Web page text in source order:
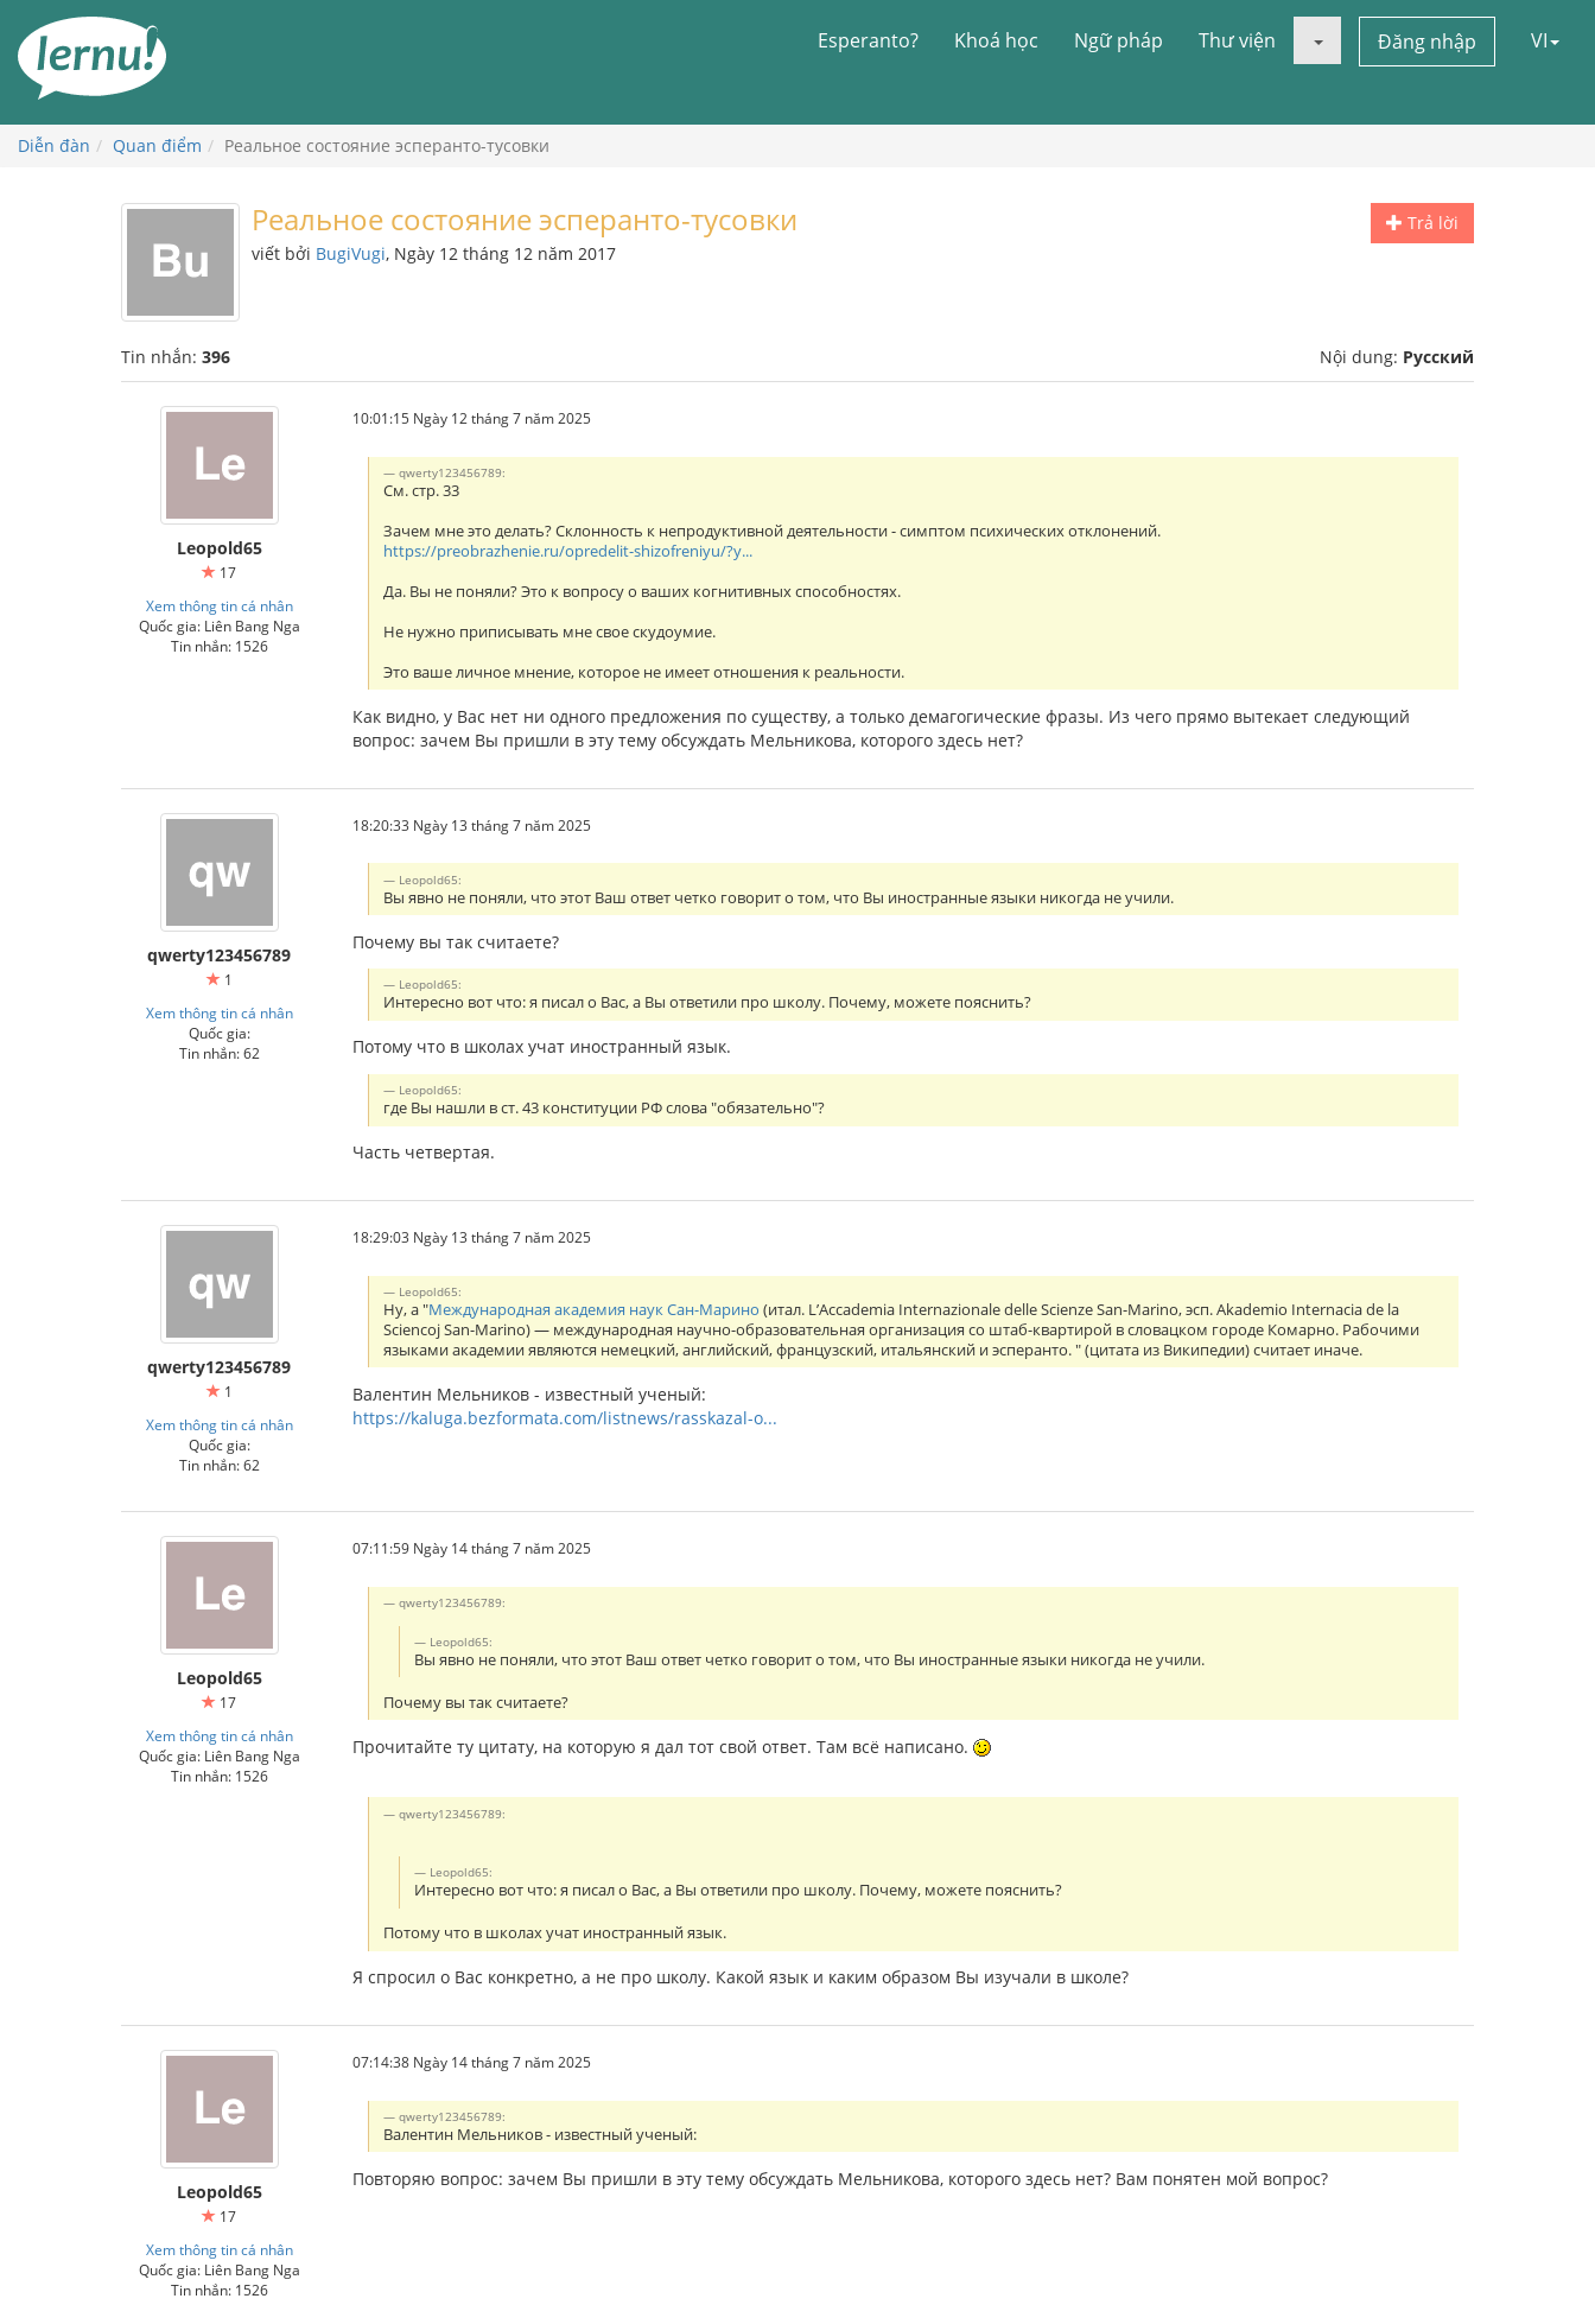
đến
phần
dung
Esperanto? Khoá học Ngữ pháp Thư viện Đăng nhập VI
Diễn đàn Quan điểm Реальное состояние эсперанто-тусовки
Trả lời
Реальное состояние эсперанто-тусовки
viết bởi BugiVugi, Ngày 12 tháng 12 năm 2017
Tin nhắn: 396 Nội dung: Русский
Leopold65
17
Xem thông tin cá nhân
Quốc gia: Liên Bang Nga
Tin nhắn: 1526
10:01:15 Ngày 12 tháng 7 năm 2025
qwerty123456789:
См. стр. 33
Зачем мне это делать? Склонность к непродуктивной деятельности - симптом психических отклонений.
https://preobrazhenie.ru/opredelit-shizofreniyu/?y...
Да. Вы не поняли? Это к вопросу о ваших когнитивных способностях.
Не нужно приписывать мне свое скудоумие.
Это ваше личное мнение, которое не имеет отношения к реальности.
Как видно, у Вас нет ни одного предложения по существу, а только демагогические фразы. Из чего прямо вытекает следующий
вопрос: зачем Вы пришли в эту тему обсуждать Мельникова, которого здесь нет?
qwerty123456789
1
Xem thông tin cá nhân
Quốc gia:
Tin nhắn: 62
18:20:33 Ngày 13 tháng 7 năm 2025
Leopold65:
Вы явно не поняли, что этот Ваш ответ четко говорит о том, что Вы иностранные языки никогда не учили.
Почему вы так считаете?
Leopold65:
Интересно вот что: я писал о Вас, а Вы ответили про школу. Почему, можете пояснить?
Потому что в школах учат иностранный язык.
Leopold65:
где Вы нашли в ст. 43 конституции РФ слова "обязательно"?
Часть четвертая.
qwerty123456789
1
Xem thông tin cá nhân
Quốc gia:
Tin nhắn: 62
18:29:03 Ngày 13 tháng 7 năm 2025
Leopold65:
Ну, а "Международная академия наук Сан-Марино (итал. L’Accademia Internazionale delle Scienze San-Marino, эсп. Akademio Internacia de la
Sciencoj San-Marino) — международная научно-образовательная организация со штаб-квартирой в словацком городе Комарно. Рабочими
языками академии являются немецкий, английский, французский, итальянский и эсперанто. " (цитата из Википедии) считает иначе.
Валентин Мельников - известный ученый:
https://kaluga.bezformata.com/listnews/rasskazal-o...
Leopold65
17
Xem thông tin cá nhân
Quốc gia: Liên Bang Nga
Tin nhắn: 1526
07:11:59 Ngày 14 tháng 7 năm 2025
qwerty123456789:
Leopold65:
Вы явно не поняли, что этот Ваш ответ четко говорит о том, что Вы иностранные языки никогда не учили.
Почему вы так считаете?
Прочитайте ту цитату, на которую я дал тот свой ответ. Там всё написано.
qwerty123456789:
Leopold65:
Интересно вот что: я писал о Вас, а Вы ответили про школу. Почему, можете пояснить?
Потому что в школах учат иностранный язык.
Я спросил о Вас конкретно, а не про школу. Какой язык и каким образом Вы изучали в школе?
Leopold65
17
Xem thông tin cá nhân
Quốc gia: Liên Bang Nga
Tin nhắn: 1526
07:14:38 Ngày 14 tháng 7 năm 2025
qwerty123456789:
Валентин Мельников - известный ученый:
Повторяю вопрос: зачем Вы пришли в эту тему обсуждать Мельникова, которого здесь нет? Вам понятен мой вопрос?